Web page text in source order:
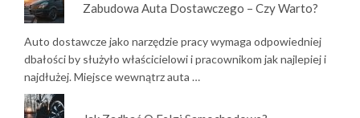
Zabudowa Auta Dostawczego – Czy Warto?
Auto dostawcze jako narzędzie pracy wymaga odpowiedniej
dbałości by służyło właścicielowi i pracownikom jak najlepiej i
najdłużej. Miejsce wewnątrz auta …